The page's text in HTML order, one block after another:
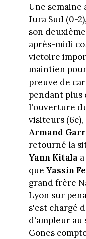
Une semaine
Jura Sud (0-
son
après-midi
victoire
maintien
preuve de
pendant plus
l'ouverture
visiteurs
Armand
retourné la
Yann Kitala
que Yassin
grand frère
Lyon sur
s'est chargé
d'ampleur au
Gones